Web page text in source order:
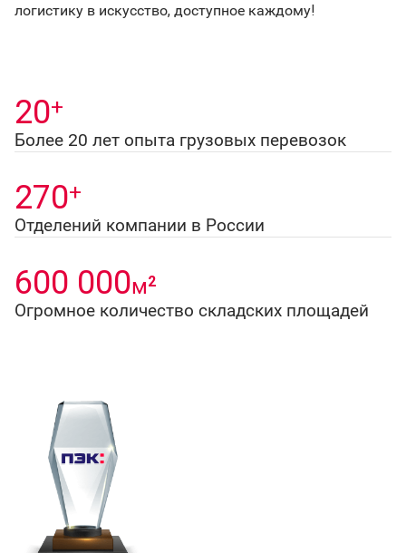
логистику в искусство, доступное каждому!
20+
Более 20 лет опыта грузовых перевозок
270+
Отделений компании в России
600 000м2
Огромное количество складских площадей